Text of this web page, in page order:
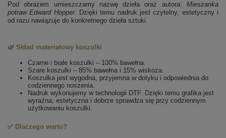
Pod obrazem umieszczamy nazwę dzieła oraz autora: Mieszanka
potraw Edward Hopper. Dzięki temu nadruk jest czytelny, estetyczny i
od razu nawiązuje do konkretnego dzieła sztuki.
🌿 Skład materiałowy koszulki
Czarne i białe koszulki – 100% bawełna.
Szare koszulki – 85% bawełna i 15% wiskoza.
Koszulka jest wygodna, przyjemna w dotyku i odpowiednia do
codziennego noszenia.
Nadruk wykonujemy w technologii DTF. Dzięki temu grafika jest
wyraźna, estetyczna i dobrze sprawdza się przy codziennym
użytkowaniu koszulki.
✅ Dlaczego warto?